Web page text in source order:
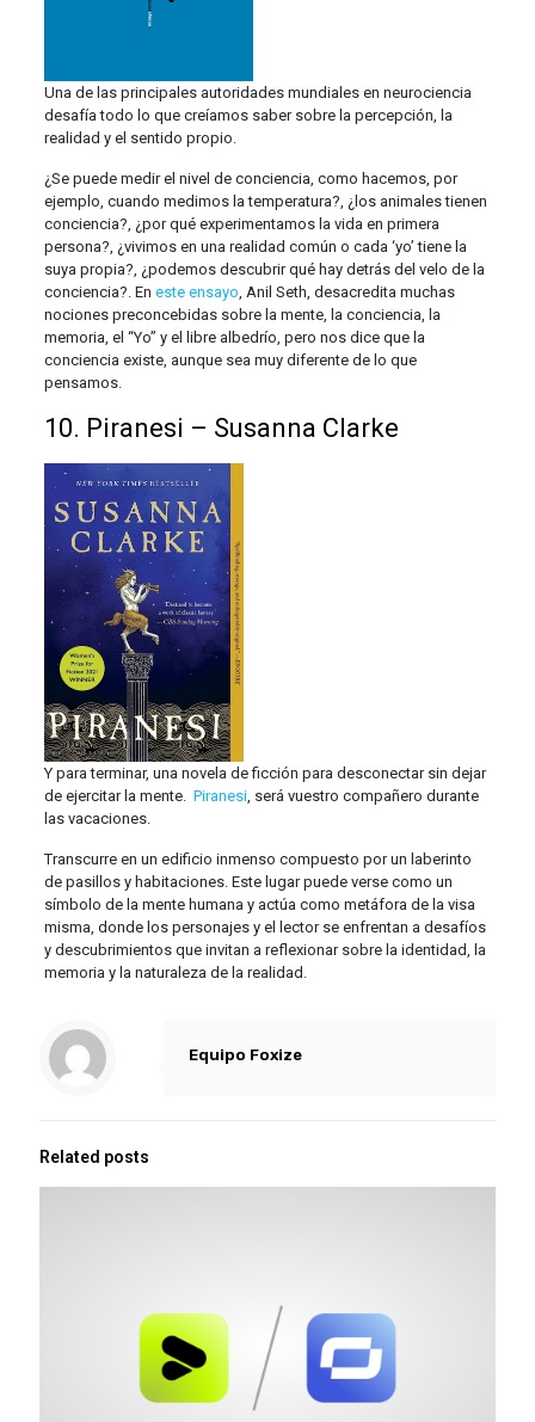
Una de las principales autoridades mundiales en neurociencia
desafía todo lo que creíamos saber sobre la percepción, la
realidad y el sentido propio.
¿Se puede medir el nivel de conciencia, como hacemos, por
ejemplo, cuando medimos la temperatura?, ¿los animales tienen
conciencia?, ¿por qué experimentamos la vida en primera
persona?, ¿vivimos en una realidad común o cada ‘yo’ tiene la
suya propia?, ¿podemos descubrir qué hay detrás del velo de la
conciencia?. En este ensayo , Anil Seth, desacredita muchas
nociones preconcebidas sobre la mente, la conciencia, la
memoria, el “Yo” y el libre albedrío, pero nos dice que la
conciencia existe, aunque sea muy diferente de lo que
pensamos.
10. Piranesi – Susanna Clarke
Y para terminar, una novela de ficción para desconectar sin dejar
de ejercitar la mente. Piranesi, será vuestro compañero durante
las vacaciones.
Transcurre en un edificio inmenso compuesto por un laberinto
de pasillos y habitaciones. Este lugar puede verse como un
símbolo de la mente humana y actúa como metáfora de la visa
misma, donde los personajes y el lector se enfrentan a desafíos
y descubrimientos que invitan a reflexionar sobre la identidad, la
memoria y la naturaleza de la realidad.
Equipo Foxize
Related posts